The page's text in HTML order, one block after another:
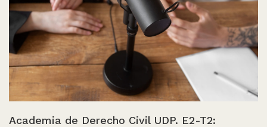
Academia de Derecho Civil UDP. E2-T2: